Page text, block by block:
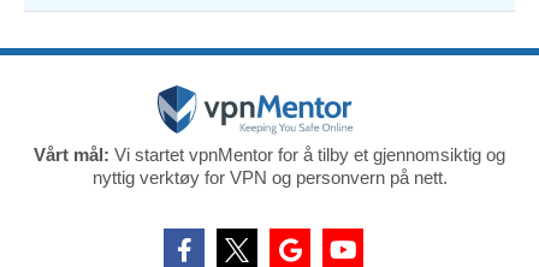
Vårt mål: Vi startet vpnMentor for å tilby et gjennomsiktig og
nyttig verktøy for VPN og personvern på nett.